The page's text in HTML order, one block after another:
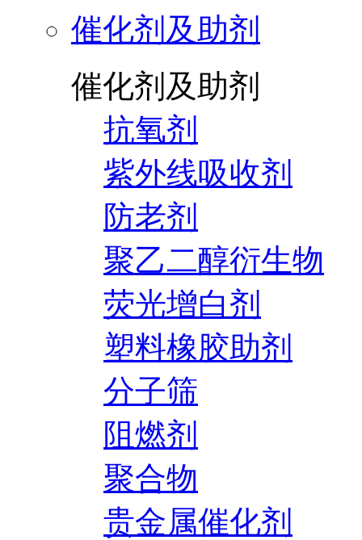
催化剂及助剂
催化剂及助剂
抗氧剂
紫外线吸收剂
防老剂
聚乙二醇衍生物
荧光增白剂
塑料橡胶助剂
分子筛
阻燃剂
聚合物
贵金属催化剂